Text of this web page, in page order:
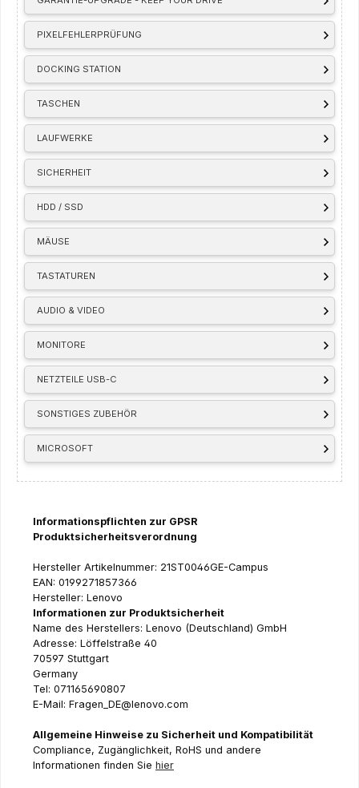
PIXELFEHLERPRÜFUNG
DOCKING STATION
TASCHEN
LAUFWERKE
SICHERHEIT
HDD / SSD
MÄUSE
TASTATUREN
AUDIO & VIDEO
MONITORE
NETZTEILE USB-C
SONSTIGES ZUBEHÖR
MICROSOFT
Informationspflichten zur GPSR
Produktsicherheitsverordnung
Hersteller Artikelnummer: 21ST0046GE-Campus
EAN: 0199271857366
Hersteller: Lenovo
Informationen zur Produktsicherheit
Name des Herstellers: Lenovo (Deutschland) GmbH
Adresse: Löffelstraße 40
70597 Stuttgart
Germany
Tel: 071165690807
E-Mail: Fragen_DE@lenovo.com
Allgemeine Hinweise zu Sicherheit und Kompatibilität
Compliance, Zugänglichkeit, RoHS und andere
Informationen finden Sie hier